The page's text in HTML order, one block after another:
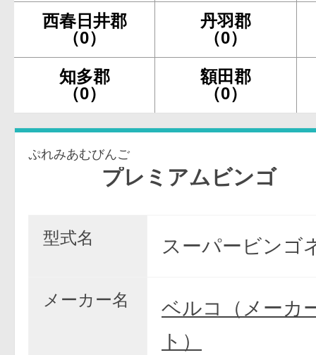
西春日井郡
（0）
丹羽郡
（0）
知多郡
（0）
額田郡
（0）
ぷれみあむびんご
プレミアムビンゴ
型式名 スーパービンゴ
メーカー名
ベルコ（メーカ
ト）